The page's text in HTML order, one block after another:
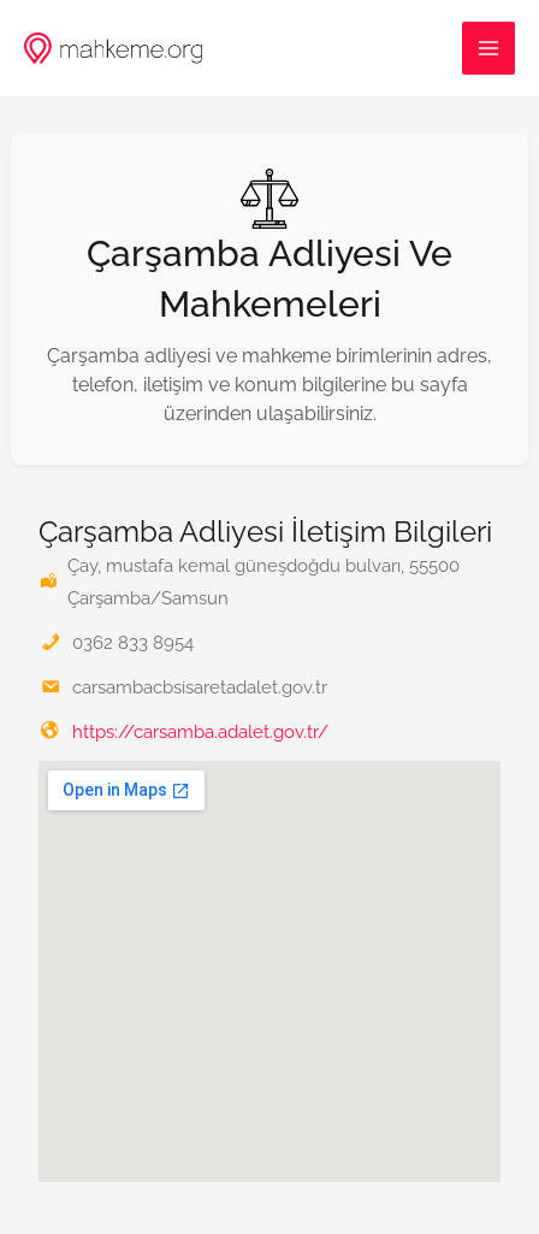
atla
Çarşamba Adliyesi Ve
Mahkemeleri
Çarşamba adliyesi ve mahkeme birimlerinin adres,
telefon, iletişim ve konum bilgilerine bu sayfa
üzerinden ulaşabilirsiniz.
Çarşamba Adliyesi İletişim Bilgileri
Çay, mustafa kemal güneşdoğdu bulvarı, 55500
Çarşamba/Samsun
0362 833 8954
carsambacbsisaretadalet.gov.tr
https://carsamba.adalet.gov.tr/